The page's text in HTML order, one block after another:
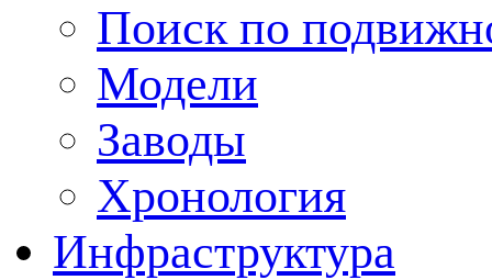
Поиск по
Модели
Заводы
Хронология
Инфраструктура